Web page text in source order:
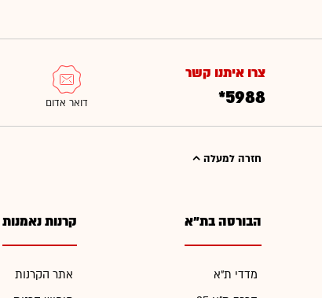
צרו איתנו קשר
*5988
חזרה למעלה
הבורסה בת"א
מדדי ת"א
קרנות נאמנות
אתר הקרנות